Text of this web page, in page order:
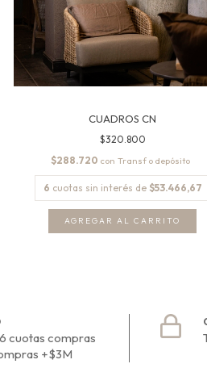
CUADROS CN
$320.800
$288.720 con
6 cuotas sin interés de $53.466,67
AGREGAR AL CARRITO
cuotas compras
+$3M